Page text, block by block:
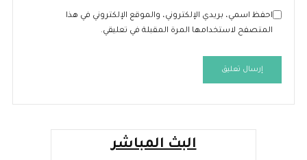
احفظ اسمي، بريدي الإلكتروني، والموقع الإلكتروني في هذا
المتصفح لاستخدامها المرة المقبلة في تعليقي.
البث المباشر